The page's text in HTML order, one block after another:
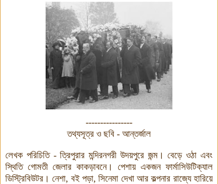
----------------
তথ্যসূত্র ও ছবি - আন্তর্জাল
লেখক পরিচিতি - ত্রিপুরার মন্দিরনগরী উদয়পুরে জন্ম। বেড়ে ওঠা এবং
স্থিতি গোমতী জেলার কাকড়াবনে। পেশায় একজন ফার্মাসিউটিক্যাল
ডিস্ট্রিবিউটর। নেশা, বই পড়া,সিনেমা দেখা আর কল্পনার রাজ্যে হারিয়ে